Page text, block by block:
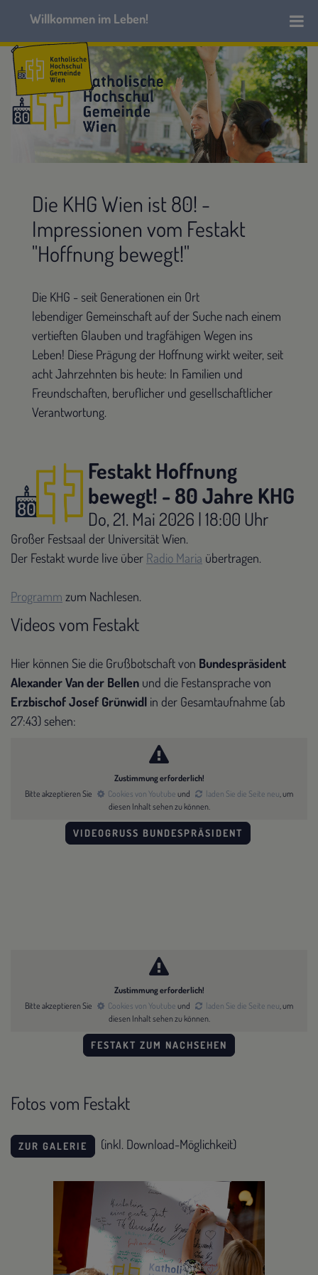
Die KHG Wien ist 80! -
Impressionen vom Festakt
"Hoffnung bewegt!"
Die KHG - seit Generationen ein Ort
lebendiger Gemeinschaft auf der Suche nach einem
vertieften Glauben und tragfähigen Wegen ins
Leben! Diese Prägung der Hoffnung wirkt weiter, seit
acht Jahrzehnten bis heute: In Familien und
Freundschaften, beruflicher und gesellschaftlicher
Verantwortung.
Festakt Hoffnung
bewegt! - 80 Jahre KHG
Do, 21. Mai 2026 | 18:00 Uhr
Großer Festsaal der Universität Wien.
Der Festakt wurde live über Radio Maria übertragen.
Programm zum Nachlesen.
Videos vom Festakt
Hier können Sie die Grußbotschaft von Bundespräsident
Alexander Van der Bellen und die Festansprache von
Erzbischof Josef Grünwidl in der Gesamtaufnahme (ab
27:43) sehen:
Zustimmung erforderlich!
Bitte akzeptieren Sie
Cookies von Youtube und laden Sie die Seite neu, um
diesen Inhalt sehen zu können.
VIDEOGRUSS BUNDESPRÄSIDENT
Zustimmung erforderlich!
Bitte akzeptieren Sie
Cookies von Youtube und laden Sie die Seite neu, um
diesen Inhalt sehen zu können.
FESTAKT ZUM NACHSEHEN
Fotos vom Festakt
ZUR GALERIE (inkl. Download-Möglichkeit)